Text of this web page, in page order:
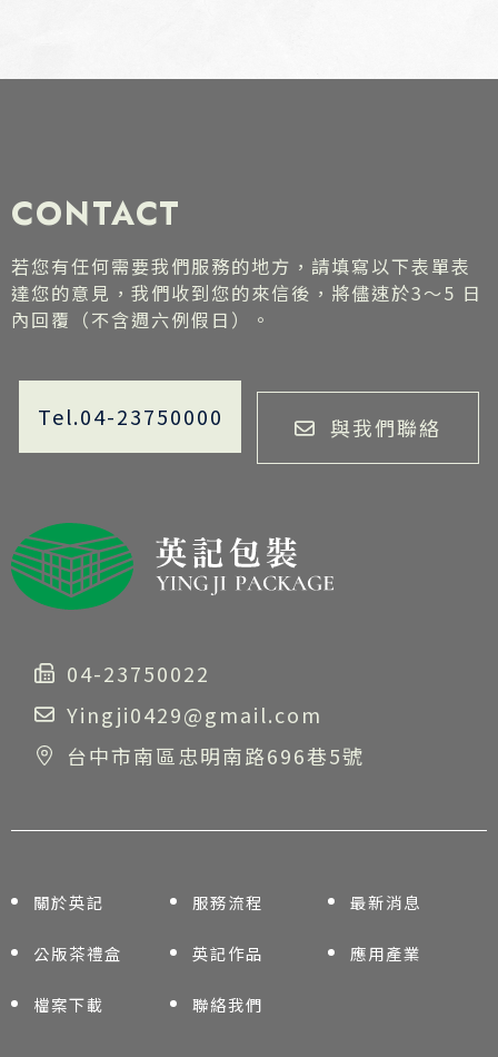
CONTACT
若您有任何需要我們服務的地方，請填寫以下表單表
達您的意見，我們收到您的來信後，將儘速於3～5 日
內回覆（不含週六例假日）。
Tel.04-23750000 與我們聯絡
04-23750022
Yingji0429@gmail.com
台中市南區忠明南路696巷5號
關於英記 服務流程 最新消息
公版茶禮盒 英記作品 應用產業
檔案下載 聯絡我們